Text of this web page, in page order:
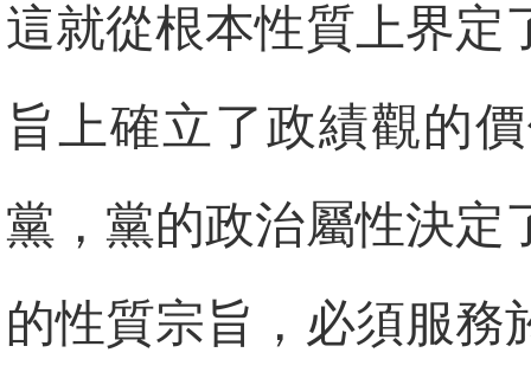
這就從根本性質上界定
旨上確立了政績觀的
黨，黨的政治屬性決定
的性質宗旨，必須服務